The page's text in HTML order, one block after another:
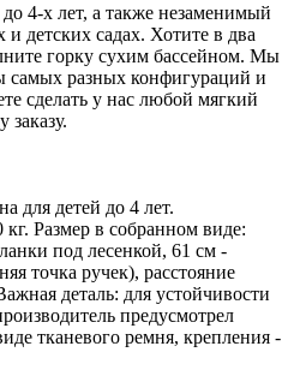
4-х лет, а также незаменимый
детских садах. Хотите в два
горку сухим бассейном. Мы
самых разных конфигураций и
сделать у нас любой мягкий
для детей до 4 лет.
Размер в собранном виде:
под лесенкой, 61 см -
точка ручек), расстояние
деталь: для устойчивости
предусмотрел
тканевого ремня, крепления -